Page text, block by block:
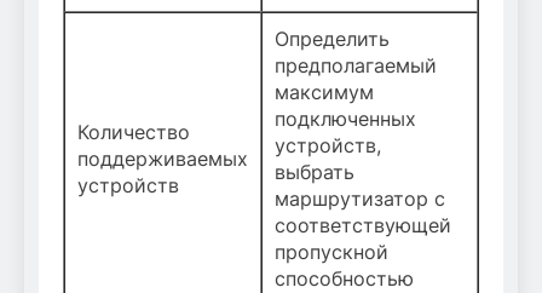
Количество
поддерживаемых
устройств
Определить
предполагаемый
максимум
подключенных
устройств,
выбрать
маршрутизатор с
соответствующей
пропускной
способностью